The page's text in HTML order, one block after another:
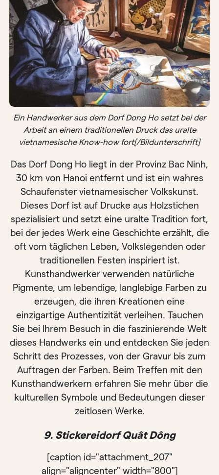
Ein Handwerker aus dem Dorf Dong Ho setzt bei der
Arbeit an einem traditionellen Druck das uralte
vietnamesische Know-how fort[/Bildunterschrift]
Das Dorf Dong Ho liegt in der Provinz Bac Ninh,
30 km von Hanoi entfernt und ist ein wahres
Schaufenster vietnamesischer Volkskunst.
Dieses Dorf ist auf Drucke aus Holzstichen
spezialisiert und setzt eine uralte Tradition fort,
bei der jedes Werk eine Geschichte erzählt, die
oft vom täglichen Leben, Volkslegenden oder
traditionellen Festen inspiriert ist.
Kunsthandwerker verwenden natürliche
Pigmente, um lebendige, langlebige Farben zu
erzeugen, die ihren Kreationen eine
einzigartige Authentizität verleihen. Tauchen
Sie bei Ihrem Besuch in die faszinierende Welt
dieses Handwerks ein und entdecken Sie jeden
Schritt des Prozesses, von der Gravur bis zum
Auftragen der Farben. Beim Treffen mit den
Kunsthandwerkern erfahren Sie mehr über die
kulturellen Symbole und Bedeutungen dieser
zeitlosen Werke.
9. Stickereidorf Quât Dông
[caption id="attachment_207"
align="aligncenter" width="800"]